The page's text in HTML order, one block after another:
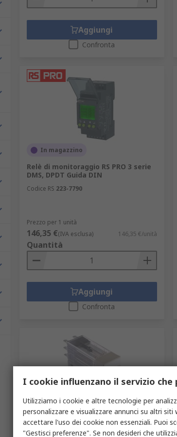
Aggiungi
Confronta
In magazzino
Relè di monitoraggio RS PRO 3 serie
DMS, DPDT Guida DIN
Codice RS 223-7790
Prezzo per 1 unità
146,35 €(IVA esclusa) 146,35 €/unità
Quantità
Aggiungi
Confronta
In magazzino
Relè di potenza Omron serie G2R,
I cookie influenzano il servizio
Utilizziamo i cookie e altre tecnologie per
personalizzare e visualizzare annunci su altri
accettare l'uso dei cookie non essenziali. Puoi
"Gestisci preferenze". Se non desideri che